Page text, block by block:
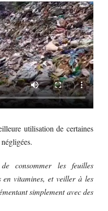
utilisation de certaines
consommer les feuilles
en vitamines, et veiller à les
simplement avec des